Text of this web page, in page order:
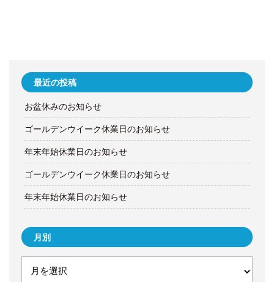
最近の投稿
お盆休みのお知らせ
ゴールデンウイーク休業日のお知らせ
年末年始休業日のお知らせ
ゴールデンウイーク休業日のお知らせ
年末年始休業日のお知らせ
月別